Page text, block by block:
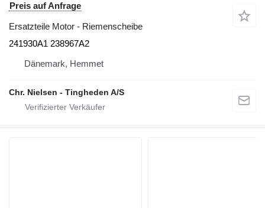
Preis auf Anfrage
Ersatzteile Motor - Riemenscheibe
241930A1 238967A2
Dänemark, Hemmet
Chr. Nielsen - Tingheden A/S